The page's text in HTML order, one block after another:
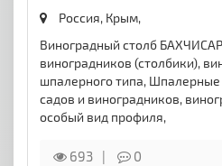
Россия, Крым,
Виноградный столб
виноградников (столбики),
шпалерного типа,
садов и виноградников,
особый вид профиля,
693 0